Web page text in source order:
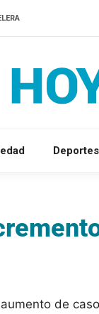
Deportes
de